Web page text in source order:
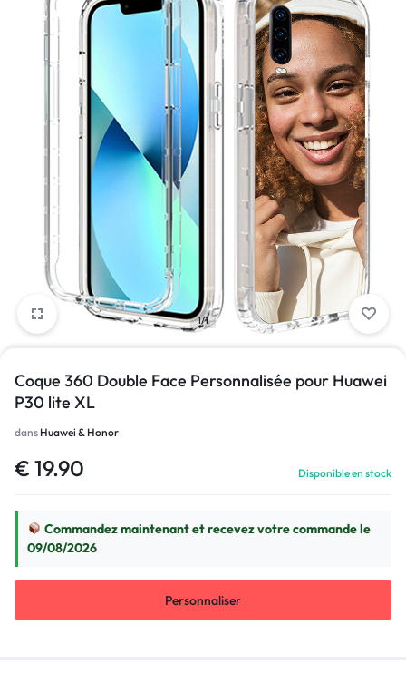
1/1
Coque 360 Double Face Personnalisée pour Huawei
P30 lite XL
dans Huawei & Honor
€ 19.90 Disponible en stock
Commandez maintenant et recevez votre commande le
09/08/2026
Personnaliser